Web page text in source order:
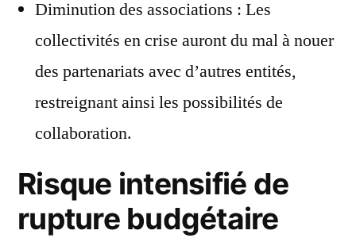
Diminution des associations : Les
collectivités en crise auront du mal à nouer
des partenariats avec d’autres entités,
restreignant ainsi les possibilités de
collaboration.
Risque intensifié de
rupture budgétaire